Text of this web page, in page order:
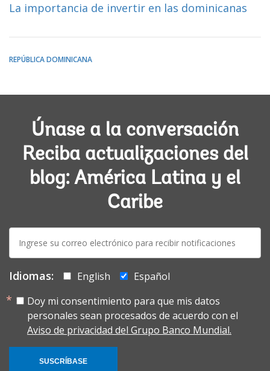
La importancia de invertir en las dominicanas
REPÚBLICA DOMINICANA
Únase a la conversación
Reciba actualizaciones del
blog: América Latina y el
Caribe
mail:
Idiomas: English
Español
Doy mi consentimiento para que mis datos
personales sean procesados de acuerdo con el
Aviso de privacidad del Grupo Banco Mundial.
SUSCRÍBASE